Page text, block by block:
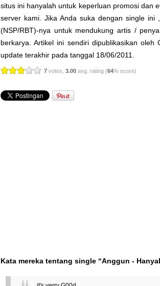
situs ini hanyalah untuk keperluan promosi dan
server kami. Jika Anda suka dengan single
(NSP/RBT)-nya untuk mendukung artis /
berkarya. Artikel ini sendiri dipublikasikan oleh
update terakhir pada tanggal 18/06/2011.
7 votes, 3.00 avg. rating (64% score)
Kata mereka tentang single “Anggun -